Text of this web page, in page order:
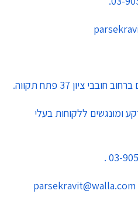
ציון 37 פתח תקווה.
ומונגשים ללקוחות בעלי